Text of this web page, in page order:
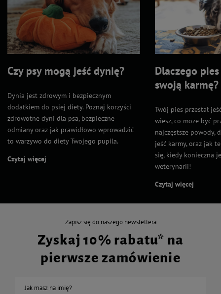
Czy psy mogą jeść dynię?
Dynia jest zdrowym i bezpiecznym
dodatkiem do psiej diety. Poznaj korzyści
zdrowotne dyni dla psa, bezpieczne
odmiany oraz jak prawidłowo wprowadzić
to warzywo do diety Twojego pupila.
Czytaj więcej
Dlaczego
swoją karmę?
Twój pies przestał
wiesz, co może być
najczęstsze powody,
jeść karmy, oraz jak
się, kiedy konieczna
weterynarii!
Czytaj więcej
Zapisz się do naszego newslettera
Zyskaj 10% rabatu* na
pierwsze zamówienie
Jak masz na imię?